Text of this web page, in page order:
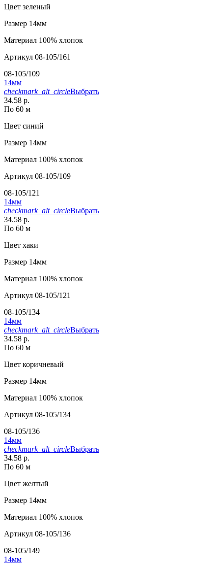
Цвет зеленый
Размер 14мм
Материал 100% хлопок
Артикул 08-105/161
08-105/109
14мм
checkmark_alt_circleВыбрать
34.58 р.
По 60 м
Цвет синий
Размер 14мм
Материал 100% хлопок
Артикул 08-105/109
08-105/121
14мм
checkmark_alt_circleВыбрать
34.58 р.
По 60 м
Цвет хаки
Размер 14мм
Материал 100% хлопок
Артикул 08-105/121
08-105/134
14мм
checkmark_alt_circleВыбрать
34.58 р.
По 60 м
Цвет коричневый
Размер 14мм
Материал 100% хлопок
Артикул 08-105/134
08-105/136
14мм
checkmark_alt_circleВыбрать
34.58 р.
По 60 м
Цвет желтый
Размер 14мм
Материал 100% хлопок
Артикул 08-105/136
08-105/149
14мм